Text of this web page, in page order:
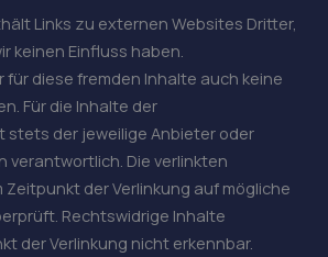
Links zu externen Websites Dritter,
keinen Einfluss haben.
für diese fremden Inhalte auch keine
Für die Inhalte der
stets der jeweilige Anbieter oder
verantwortlich. Die verlinkten
der Verlinkung auf mögliche
Rechtswidrige Inhalte
der Verlinkung nicht erkennbar.